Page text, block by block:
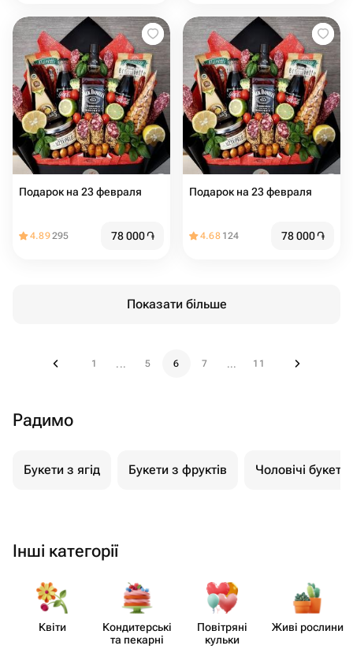
Подарок на 23 февраля
4.89295 78 000֏
Подарок на 23 февраля
4.68 124 78 000֏
Показати більше
1 ... 5 6 7 ... 11
Радимо
Букети з ягід Букети з фруктів Чоловічі букети
Інші категорії
Квіти
Кондит​ерські
та пекарні
Повітряні
кульки
Живі рослини